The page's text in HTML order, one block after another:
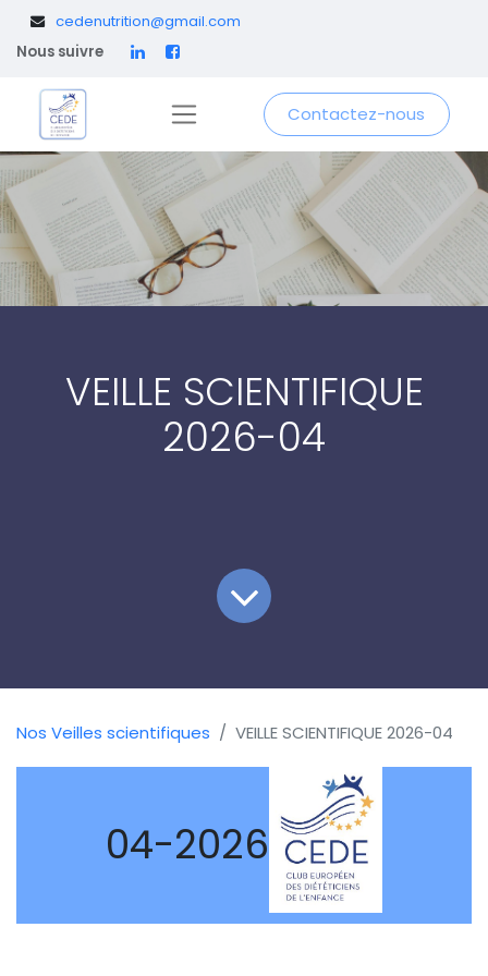
cedenutrition@gmail.com
Nous suivre
Contactez-nous
VEILLE SCIENTIFIQUE
2026-04
Nos Veilles scientifiques VEILLE SCIENTIFIQUE 2026-04
04-2026